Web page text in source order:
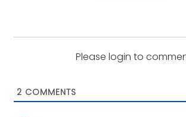
Please login to
2 COMMENTS